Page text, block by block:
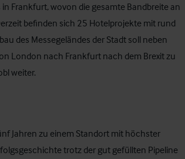
Frankfurt, wovon die gesamte Bandbreite an
befinden sich 25 Hotelprojekte mit rund
des Messegeländes der Stadt soll neben
London nach Frankfurt nach dem Brexit zu
weiter.
Jahren zu einem Standort mit höchster
trotz der gut gefüllten Pipeline